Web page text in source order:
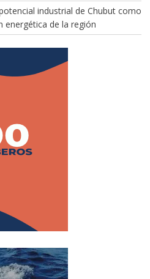
industrial de Chubut como
energética de la región